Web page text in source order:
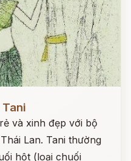
và xinh đẹp với bộ
Lan. Tani thường
hột (loại chuối